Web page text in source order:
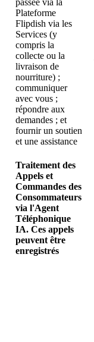
Plateforme
Flipdish via les
Services (y
compris la
collecte ou la
livraison de
nourriture) ;
communiquer
avec vous ;
répondre aux
demandes ; et
fournir un soutien
et une assistance
Traitement des
Appels et
Commandes des
Consommateurs
via l'Agent
Téléphonique
IA. Ces appels
peuvent être
enregistrés